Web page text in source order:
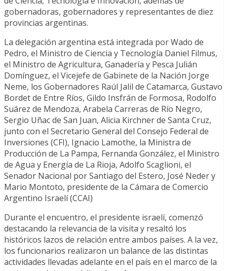
gobernadoras, gobernadores y representantes de diez
provincias argentinas.
La delegación argentina está integrada por Wado de
Pedro, el Ministro de Ciencia y Tecnología Daniel Filmus,
el Ministro de Agricultura, Ganadería y Pesca Julián
Domínguez, el Vicejefe de Gabinete de la Nación Jorge
Neme, los Gobernadores Raúl Jalil de Catamarca, Gustavo
Bordet de Entre Ríos, Gildo Insfrán de Formosa, Rodolfo
Suárez de Mendoza, Arabela Carreras de Río Negro,
Sergio Uñac de San Juan, Alicia Kirchner de Santa Cruz,
junto con el Secretario General del Consejo Federal de
Inversiones (CFI), Ignacio Lamothe, la Ministra de
Producción de La Pampa, Fernanda González, el Ministro
de Agua y Energía de La Rioja, Adolfo Scaglioni, el
Senador Nacional por Santiago del Estero, José Neder y
Mario Montoto, presidente de la Cámara de Comercio
Argentino Israelí (CCAI)
Durante el encuentro, el presidente israelí, comenzó
destacando la relevancia de la visita y resaltó los
históricos lazos de relación entre ambos países. A la vez,
los funcionarios realizaron un balance de las distintas
actividades llevadas adelante en el país en el marco de la